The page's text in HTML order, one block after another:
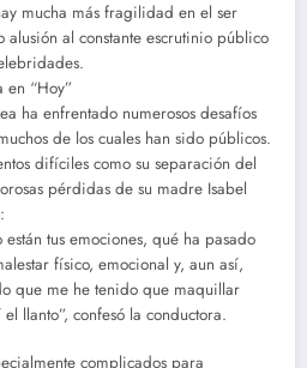
mucha más fragilidad en el ser
alusión al constante escrutinio público
en “Hoy”
ha enfrentado numerosos desafíos
de los cuales han sido públicos.
difíciles como su separación del
pérdidas de su madre Isabel
tus emociones, qué ha pasado
físico, emocional y, aun así,
que me he tenido que maquillar
llanto”, confesó la conductora.
complicados para